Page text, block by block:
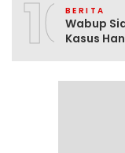
10BERITA
Wabup
Kasus